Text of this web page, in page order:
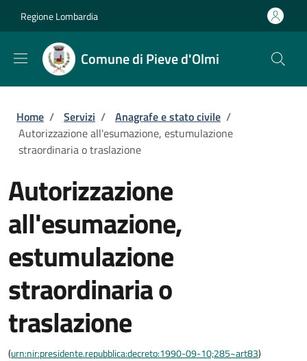
Regione Lombardia
Comune di Pieve d'Olmi
Briciole di pane
Home / Servizi / Anagrafe e stato civile /
Autorizzazione all'esumazione, estumulazione
straordinaria o traslazione
Autorizzazione
all'esumazione,
estumulazione
straordinaria o
traslazione
(urn:nir:presidente.repubblica:decreto:1990-09-10;285~art83)